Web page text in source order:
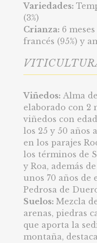
Variedades:
(3%)
Crianza: 6
francés (95%) y
Viñedos: Alma
elaborado con 2
viñedos con
los 25 y 50 años
en los parajes
los términos de
y Roa, además
unos 70 años de
Pedrosa de
Suelos: Mezcla
arenas, piedras
que aporta la
montaña,